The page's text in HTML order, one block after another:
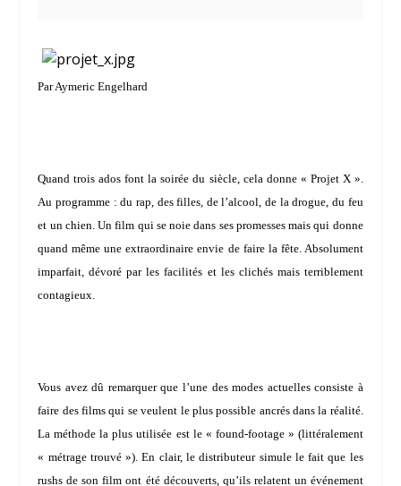
Par Aymeric Engelhard
Quand trois ados font la soirée du siècle, cela donne « Projet X ».
Au programme : du rap, des filles, de l’alcool, de la drogue, du feu
et un chien. Un film qui se noie dans ses promesses mais qui donne
quand même une extraordinaire envie de faire la fête. Absolument
imparfait, dévoré par les facilités et les clichés mais terriblement
contagieux.
Vous avez dû remarquer que l’une des modes actuelles consiste à
faire des films qui se veulent le plus possible ancrés dans la réalité.
La méthode la plus utilisée est le « found-footage » (littéralement
« métrage trouvé »). En clair, le distributeur simule le fait que les
rushs de son film ont été découverts, qu’ils relatent un événement